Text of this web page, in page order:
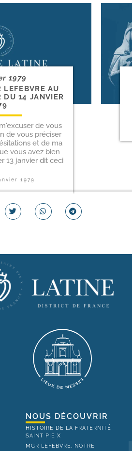
1979
LEFEBVRE AU
DU 14 JANVIER
de vous
de vous préciser
et de ma
vous avez bien
13 janvier dit ceci
1979
NOUS DÉCOUVRIR
HISTOIRE DE LA FRATERNITÉ
SAINT PIE X
MGR LEFEBVRE, NOTRE